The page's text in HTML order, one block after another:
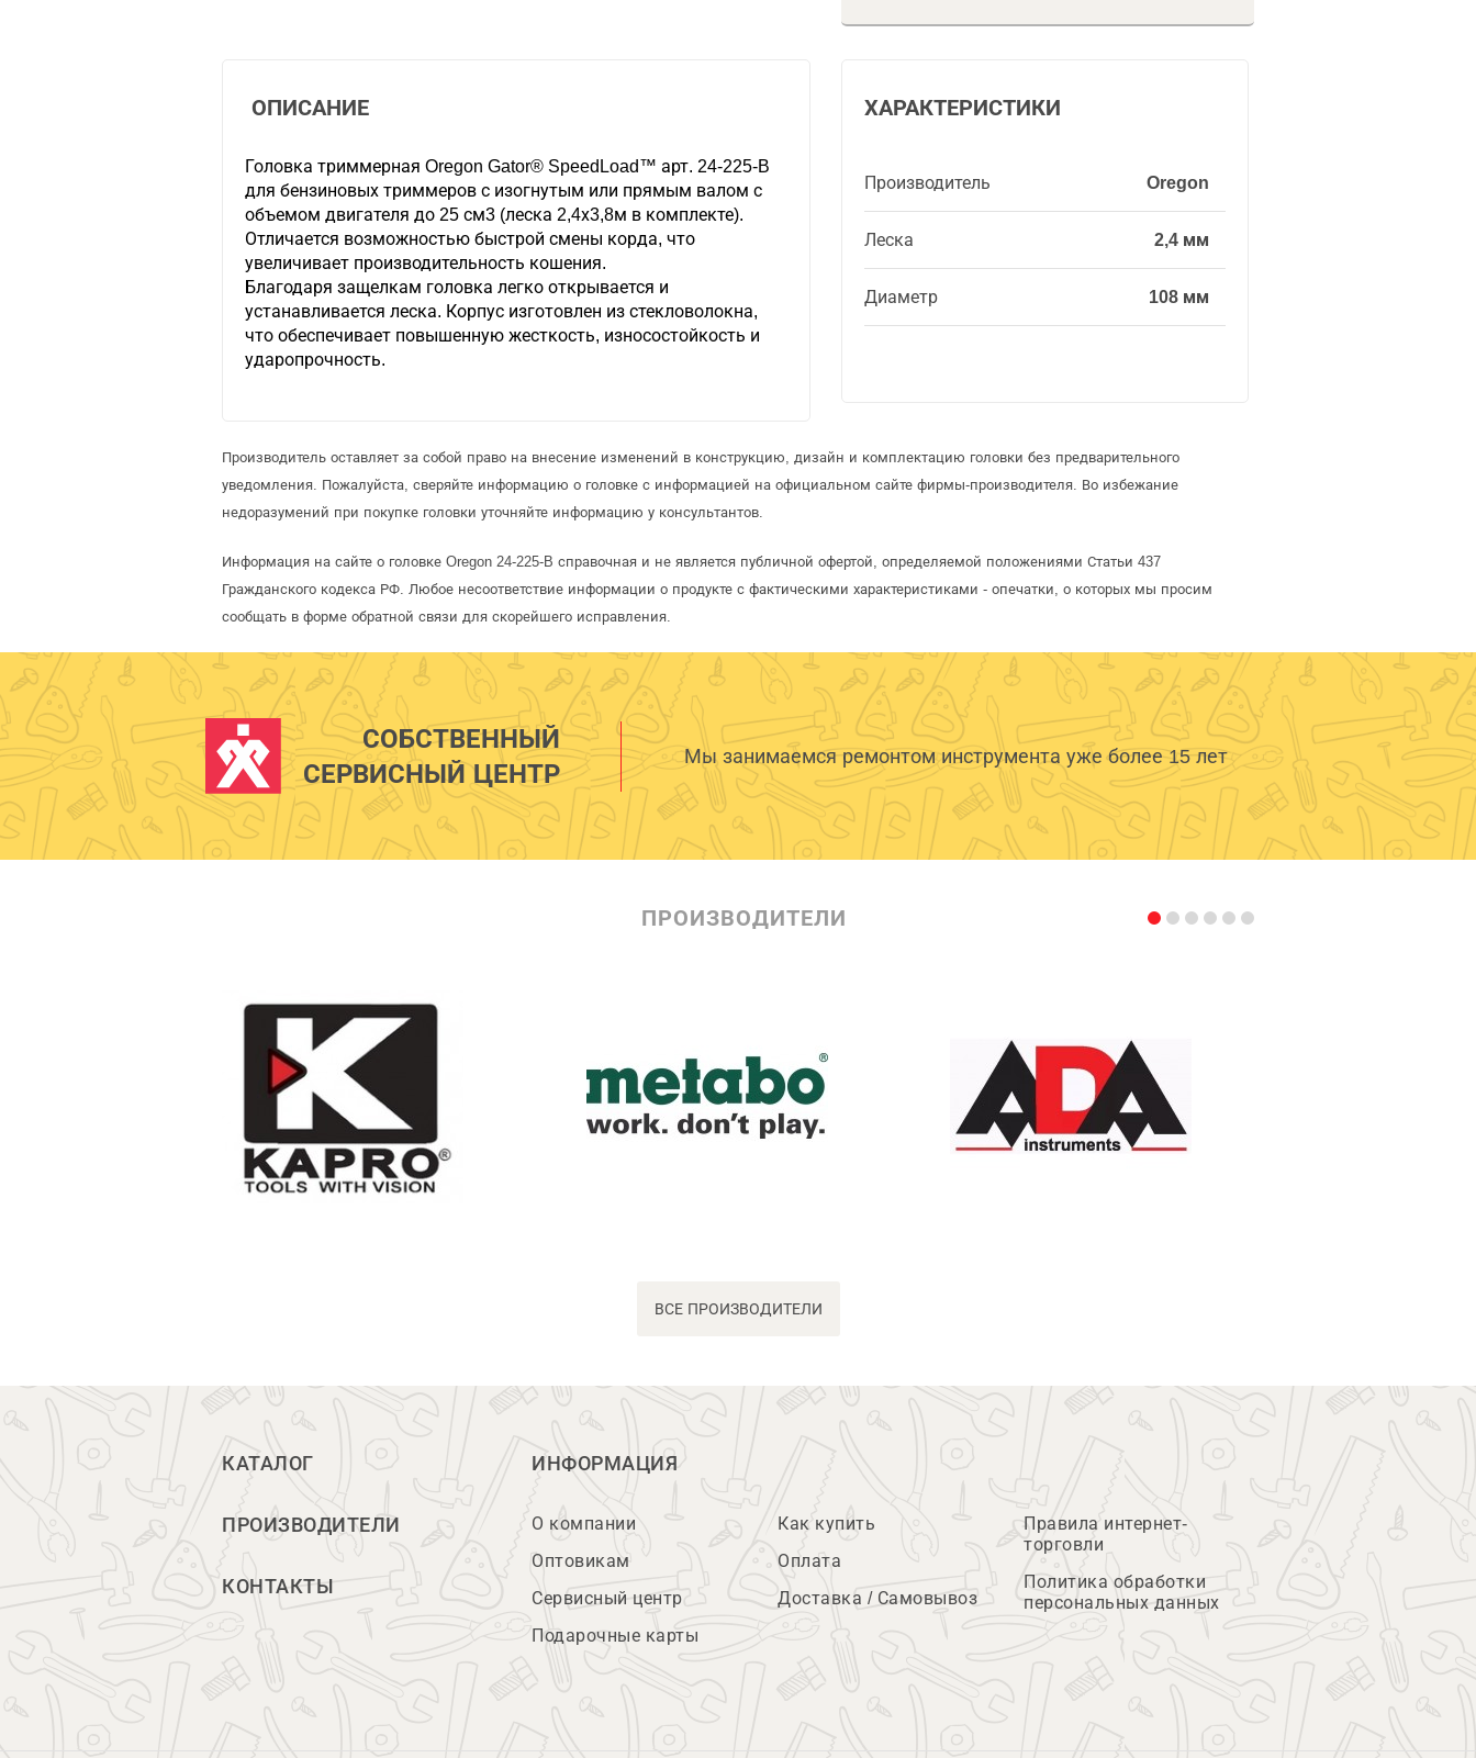
ХАРАКТЕРИСТИКИ
Производитель Oregon
Леска 2,4 мм
Диаметр 108 мм
ОПИСАНИЕ
Головка триммерная Oregon Gator® SpeedLoad™ арт. 24-225-B
для бензиновых триммеров с изогнутым или прямым валом с
объемом двигателя до 25 см3 (леска 2,4х3,8м в комплекте).
Отличается возможностью быстрой смены корда, что
увеличивает производительность кошения.
Благодаря защелкам головка легко открывается и
устанавливается леска. Корпус изготовлен из стекловолокна,
что обеспечивает повышенную жесткость, износостойкость и
ударопрочность.
Производитель оставляет за собой право на внесение изменений в конструкцию, дизайн и комплектацию головки без предварительного
уведомления. Пожалуйста, сверяйте информацию о головке с информацией на официальном сайте фирмы-производителя. Во избежание
недоразумений при покупке головки уточняйте информацию у консультантов.
Информация на сайте о головке Oregon 24-225-B справочная и не является публичной офертой, определяемой положениями Статьи 437
Гражданского кодекса РФ. Любое несоответствие информации о продукте с фактическими характеристиками - опечатки, о которых мы просим
сообщать в форме обратной связи для скорейшего исправления.
СОБСТВЕННЫЙ
СЕРВИСНЫЙ ЦЕНТР
Мы занимаемся ремонтом инструмента уже более 15 лет
ПРОИЗВОДИТЕЛИ
ВСЕ ПРОИЗВОДИТЕЛИ
КАТАЛОГ
ПРОИЗВОДИТЕЛИ
КОНТАКТЫ
ИНФОРМАЦИЯ
О компании
Оптовикам
Сервисный центр
Подарочные карты
Как купить
Оплата
Доставка / Самовывоз
Правила интернет-
торговли
Политика обработки
персональных данных